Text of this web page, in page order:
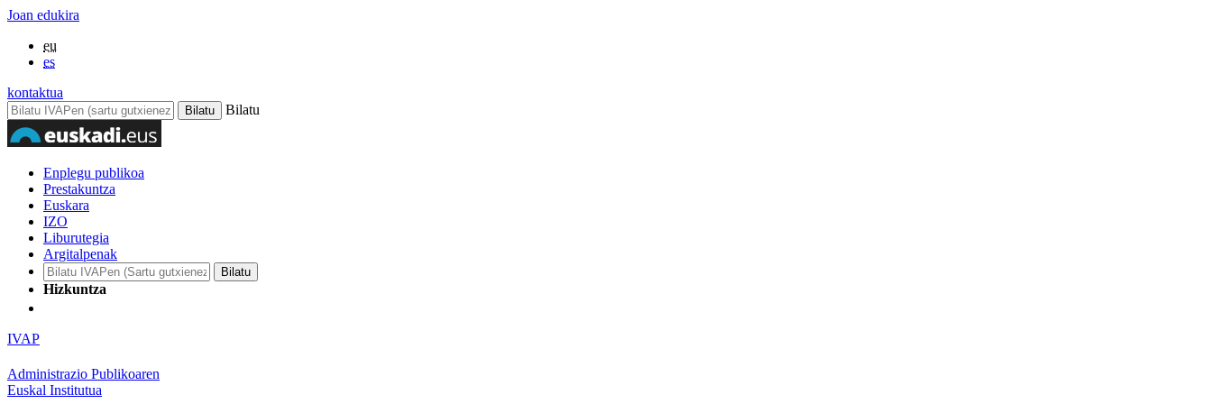
Joan edukira
eu
es
kontaktua
Bilatu
Enplegu publikoa
Prestakuntza
Euskara
IZO
Liburutegia
Argitalpenak
Hizkuntza
IVAP
Administrazio Publikoaren
Euskal Institutua